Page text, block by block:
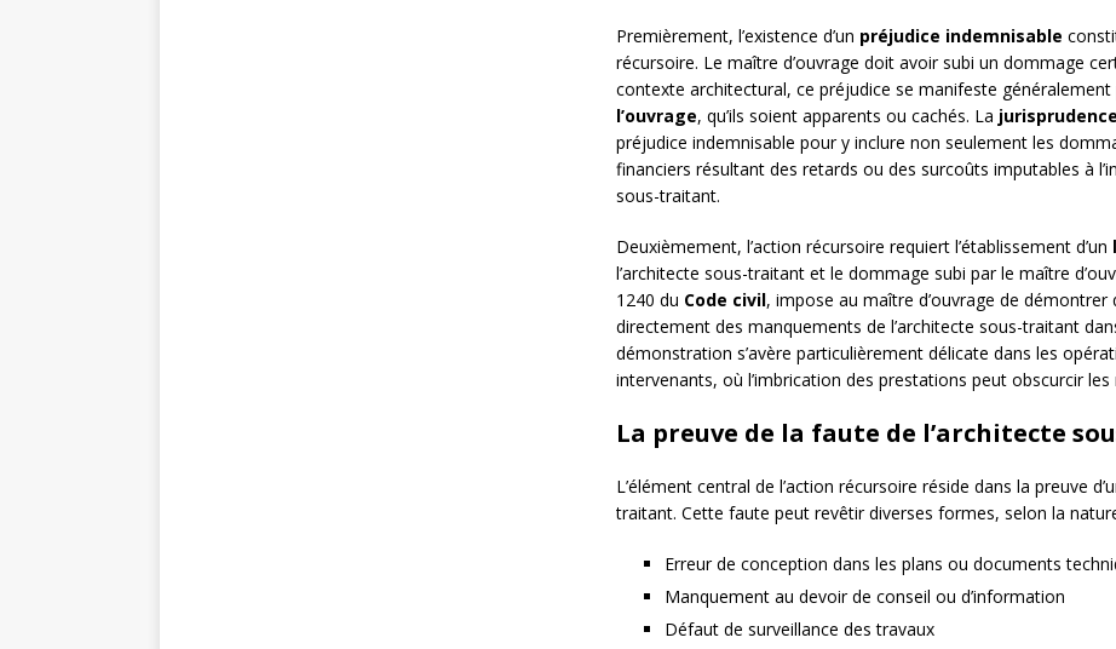
Premièrement, l’existence d’un préjudice indemnisable
récursoire. Le maître d’ouvrage doit avoir subi un dommage
contexte architectural, ce préjudice se manifeste généralement
l’ouvrage, qu’ils soient apparents ou cachés. La jurisprudence
préjudice indemnisable pour y inclure non seulement les
financiers résultant des retards ou des surcoûts imputables à
sous-traitant.
Deuxièmement, l’action récursoire requiert l’établissement d’un
l’architecte sous-traitant et le dommage subi par le maître
1240 du Code civil, impose au maître d’ouvrage de
directement des manquements de l’architecte sous-traitant
démonstration s’avère particulièrement délicate dans les
intervenants, où l’imbrication des prestations peut obscurcir
La preuve de la faute de l’architecte
L’élément central de l’action récursoire réside dans la preuve
traitant. Cette faute peut revêtir diverses formes, selon la
Erreur de conception dans les plans ou documents
Manquement au devoir de conseil ou d’information
Défaut de surveillance des travaux